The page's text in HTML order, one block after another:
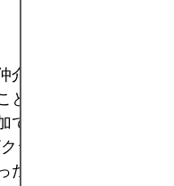
介者を必要としませ
とで、ユーザーは数
できます。例えば、
ションにグループ化
たかを特定すること